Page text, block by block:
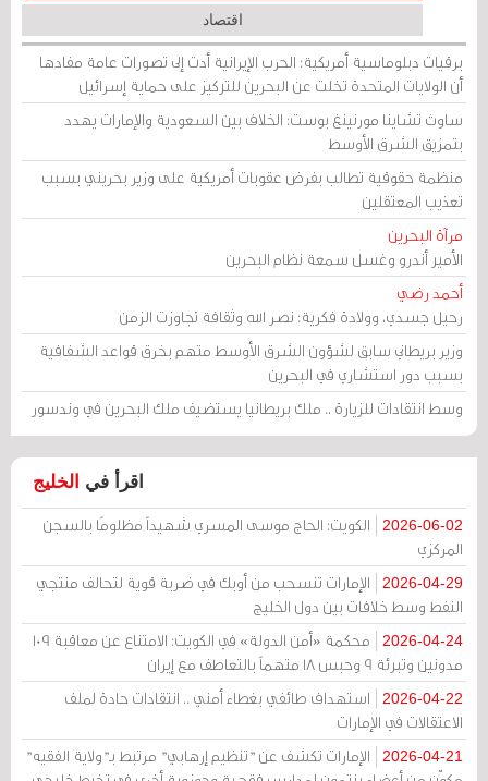
اقتصاد
برقيات دبلوماسية أمريكية: الحرب الإيرانية أدت إلى تصورات عامة مفادها
أن الولايات المتحدة تخلت عن البحرين للتركيز على حماية إسرائيل
ساوث تشاينا مورنينغ بوست: الخلاف بين السعودية والإمارات يهدد
بتمزيق الشرق الأوسط
منظمة حقوقية تطالب بفرض عقوبات أمريكية على وزير بحريني بسبب
تعذيب المعتقلين
مرآة البحرين
الأمير أندرو وغسل سمعة نظام البحرين
أحمد رضي
رحيل جسدي، وولادة فكرية: نصر الله وثقافة تجاوزت الزمن
وزير بريطاني سابق لشؤون الشرق الأوسط متهم بخرق قواعد الشفافية
بسبب دور استشاري في البحرين
وسط انتقادات للزيارة .. ملك بريطانيا يستضيف ملك البحرين في وندسور
اقرأ في الخليج
2026-06-02
الكويت: الحاج موسى المسري شهيداً مظلومًا بالسجن
المركزي
2026-04-29
الإمارات تنسحب من أوبك في ضربة قوية لتحالف منتجي
النفط وسط خلافات بين دول الخليج
2026-04-24
محكمة «أمن الدولة» في الكويت: الامتناع عن معاقبة 109
مدونين وتبرئة 9 وحبس 18 متهماً بالتعاطف مع إيران
2026-04-22
استهداف طائفي بغطاء أمني .. انتقادات حادة لملف
الاعتقالات في الإمارات
2026-04-21
الإمارات تكشف عن "تنظيم إرهابي" مرتبط بـ"ولاية الفقيه"